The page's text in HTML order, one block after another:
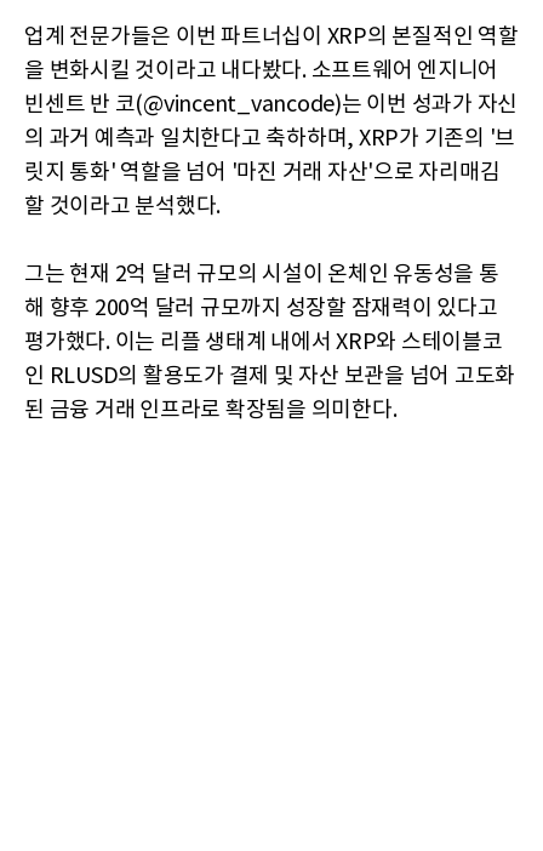
업계 전문가들은 이번 파트너십이 XRP의 본질적인 역할
을 변화시킬 것이라고 내다봤다. 소프트웨어 엔지니어
빈센트 반 코(@vincent_vancode)는 이번 성과가 자신
의 과거 예측과 일치한다고 축하하며, XRP가 기존의 '브
릿지 통화' 역할을 넘어 '마진 거래 자산'으로 자리매김
할 것이라고 분석했다.
그는 현재 2억 달러 규모의 시설이 온체인 유동성을 통
해 향후 200억 달러 규모까지 성장할 잠재력이 있다고
평가했다. 이는 리플 생태계 내에서 XRP와 스테이블코
인 RLUSD의 활용도가 결제 및 자산 보관을 넘어 고도화
된 금융 거래 인프라로 확장됨을 의미한다.